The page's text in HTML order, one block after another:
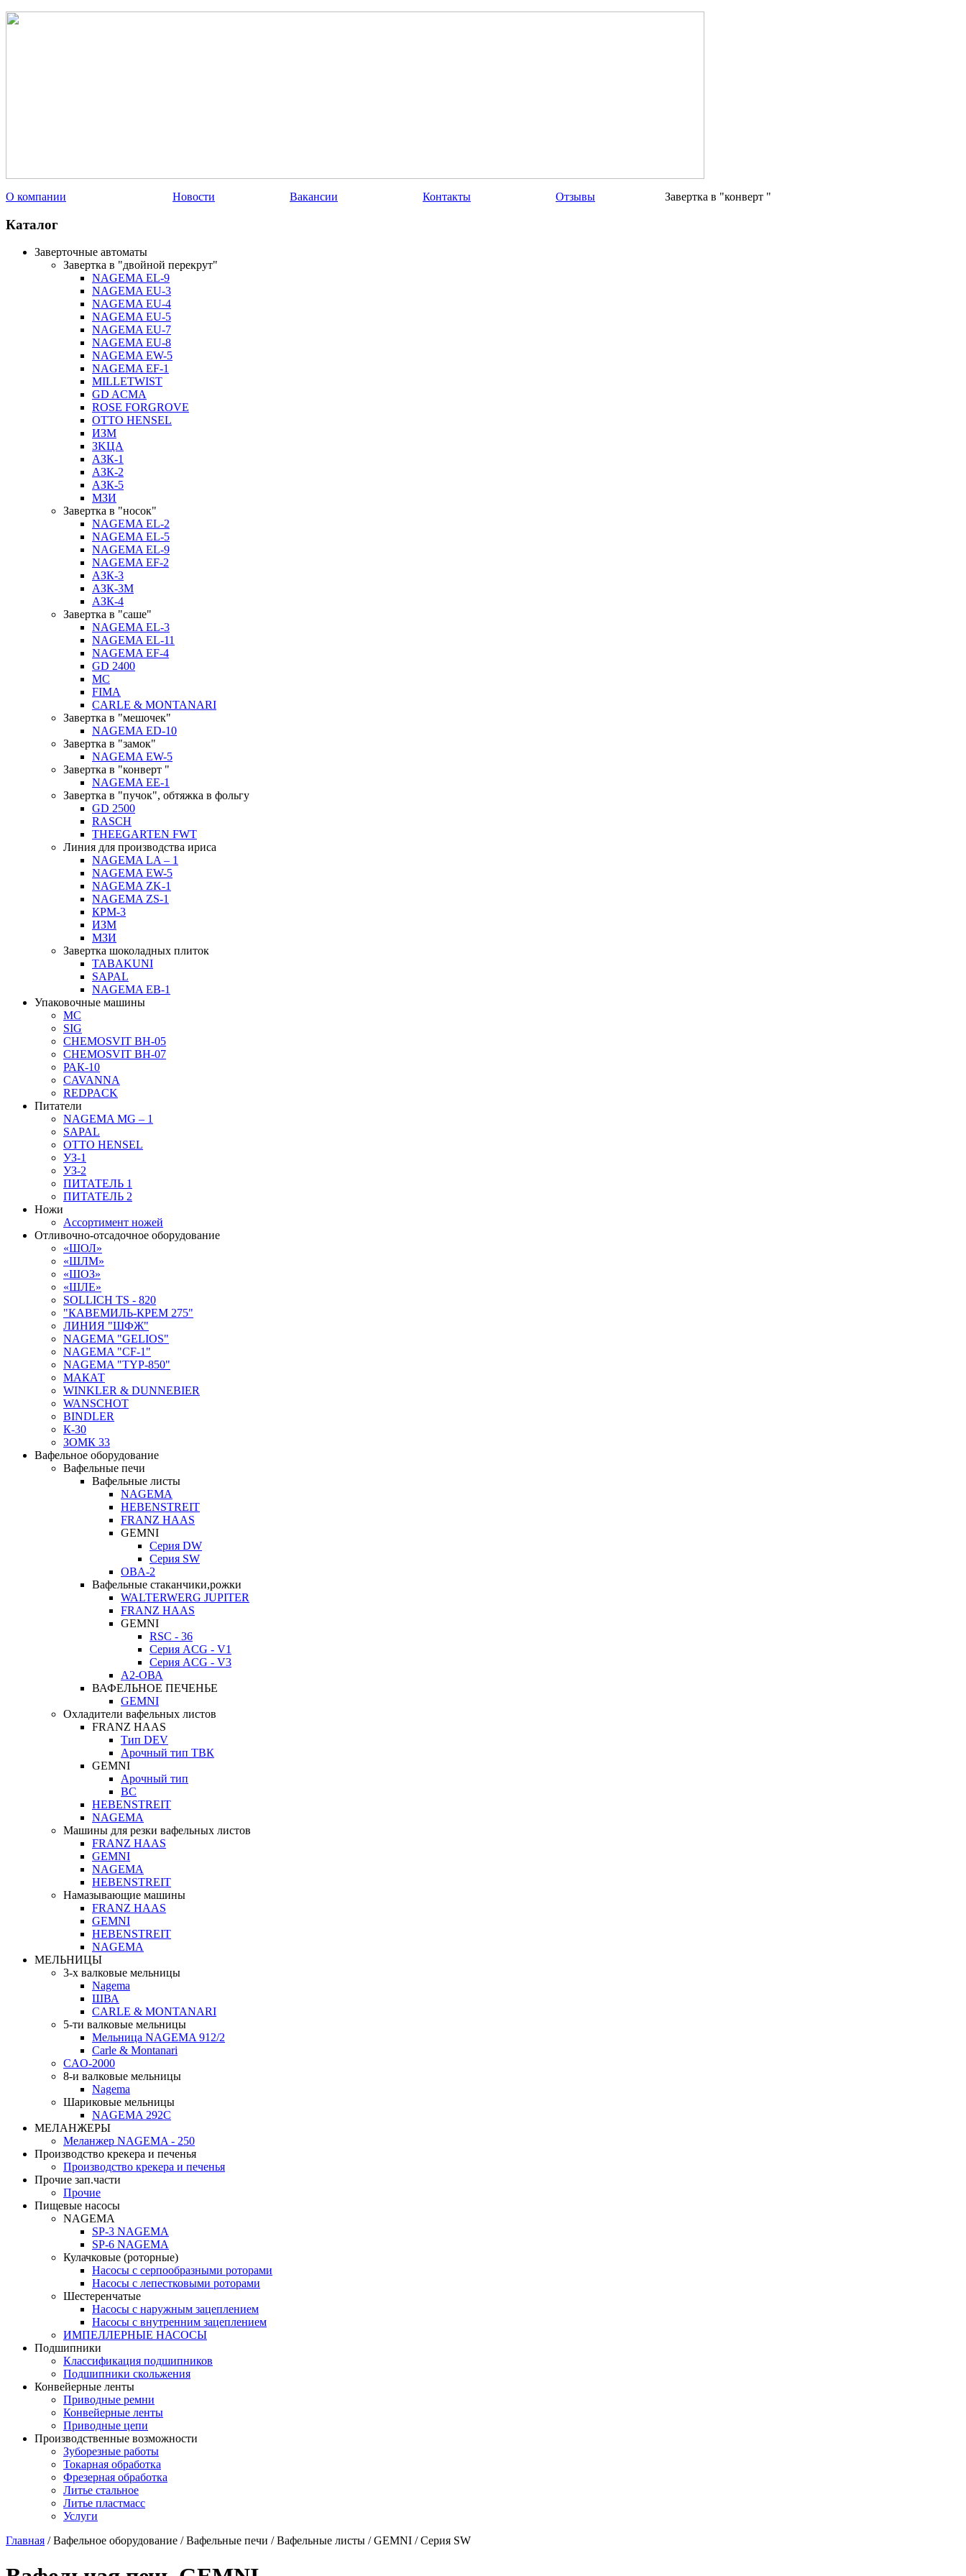
О компании Новости Вакансии Контакты Отзывы Завертка в "конверт "
Каталог
Заверточные автоматы
Завертка в "двойной перекрут"
NAGEMA EL-9
NAGEMA EU-3
NAGEMA EU-4
NAGEMA EU-5
NAGEMA EU-7
NAGEMA EU-8
NAGEMA EW-5
NAGEMA EF-1
MILLETWIST
GD ACMA
ROSE FORGROVE
OTTO HENSEL
ИЗМ
ЗKЦA
АЗК-1
АЗК-2
АЗК-5
МЗИ
Завертка в "носок"
NAGEMA EL-2
NAGEMA EL-5
NAGEMA EL-9
NAGEMA EF-2
АЗК-3
АЗК-3М
АЗК-4
Завертка в "саше"
NAGEMA EL-3
NAGEMA EL-11
NAGEMA EF-4
GD 2400
MC
FIMA
CARLE & MONTANARI
Завертка в "мешочек"
NAGEMA ED-10
Завертка в "замок"
NAGEMA EW-5
Завертка в "конверт "
NAGEMA EE-1
Завертка в "пучок", обтяжка в фольгу
GD 2500
RASCH
THEEGARTEN FWT
Линия для производства ириса
NAGEMA LA – 1
NAGEMA EW-5
NAGEMA ZK-1
NAGEMA ZS-1
КРМ-3
ИЗМ
МЗИ
Завертка шоколадных плиток
TABAKUNI
SAPAL
NAGEMA EB-1
Упаковочные машины
MC
SIG
CHEMOSVIT BH-05
CHEMOSVIT BH-07
РАК-10
CAVANNA
REDPACK
Питатели
NAGEMA MG – 1
SAPAL
OTTO HENSEL
УЗ-1
УЗ-2
ПИТАТЕЛЬ 1
ПИТАТЕЛЬ 2
Ножи
Ассортимент ножей
Отливочно-отсадочное оборудование
«ШОЛ»
«ШЛМ»
«ШОЗ»
«ШЛЕ»
SOLLICH TS - 820
"КАВЕМИЛЬ-КРЕМ 275"
ЛИНИЯ "ШФЖ"
NAGEMA "GELIOS"
NAGEMA "CF-1"
NAGEMA "TYP-850"
МАКАТ
WINKLER & DUNNEBIER
WANSCHOT
BINDLER
К-30
ЗОМК 33
Вафельное оборудование
Вафельные печи
Вафельные листы
NAGEMA
HEBENSTREIT
FRANZ HAAS
GEMNI
Серия DW
Серия SW
OBA-2
Вафельные стаканчики,рожки
WALTERWERG JUPITER
FRANZ HAAS
GEMNI
RSC - 36
Серия ACG - V1
Серия ACG - V3
А2-ОВА
ВАФЕЛЬНОЕ ПЕЧЕНЬЕ
GEMNI
Охладители вафельных листов
FRANZ HAAS
Тип DEV
Арочный тип ТВК
GEMNI
Арочный тип
ВС
HEBENSTREIT
NAGEMA
Машины для резки вафельных листов
FRANZ HAAS
GEMNI
NAGEMA
HEBENSTREIT
Намазывающие машины
FRANZ HAAS
GEMNI
HEBENSTREIT
NAGEMA
МЕЛЬНИЦЫ
3-х валковые мельницы
Nagema
ШВА
CARLE & MONTANARI
5-ти валковые мельницы
Мельница NAGEMA 912/2
Carle & Montanari
CAO-2000
8-и валковые мельницы
Nagema
Шариковые мельницы
NAGEMA 292C
МЕЛАНЖЕРЫ
Меланжер NAGEMA - 250
Производство крекера и печенья
Производство крекера и печенья
Прочие зап.части
Прочие
Пищевые насосы
NAGEMA
SP-3 NAGEMA
SP-6 NAGEMA
Кулачковые (роторные)
Насосы с серпообразными роторами
Насосы с лепестковыми роторами
Шестеренчатые
Насосы с наружным зацеплением
Насосы с внутренним зацеплением
ИМПЕЛЛЕРНЫЕ НАСОСЫ
Подшипники
Классификация подшипников
Подшипники скольжения
Конвейерные ленты
Приводные ремни
Конвейерные ленты
Приводные цепи
Производственные возможности
Зуборезные работы
Токарная обработка
Фрезерная обработка
Литье стальное
Литье пластмасс
Услуги
Главная /Вафельное оборудование /Вафельные печи /Вафельные листы /GEMNI /Серия SW